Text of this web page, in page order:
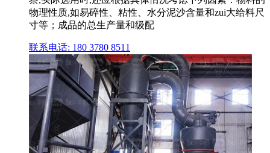
物理性质,如易碎性、粘性、水分泥沙含量和zui大给料尺
寸等；成品的总生产量和级配
联系电话: 180 3780 8511